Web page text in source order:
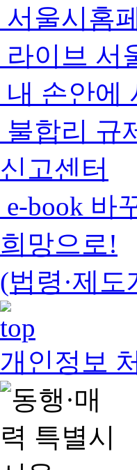
서울시홈
라이브 서
내 손안에
불합리 규
신고센터
e-book 바
희망으로!
(법령·제도
개인정보